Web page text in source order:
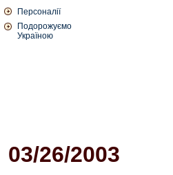
Персоналії
Подорожуємо
Україною
03/26/2003